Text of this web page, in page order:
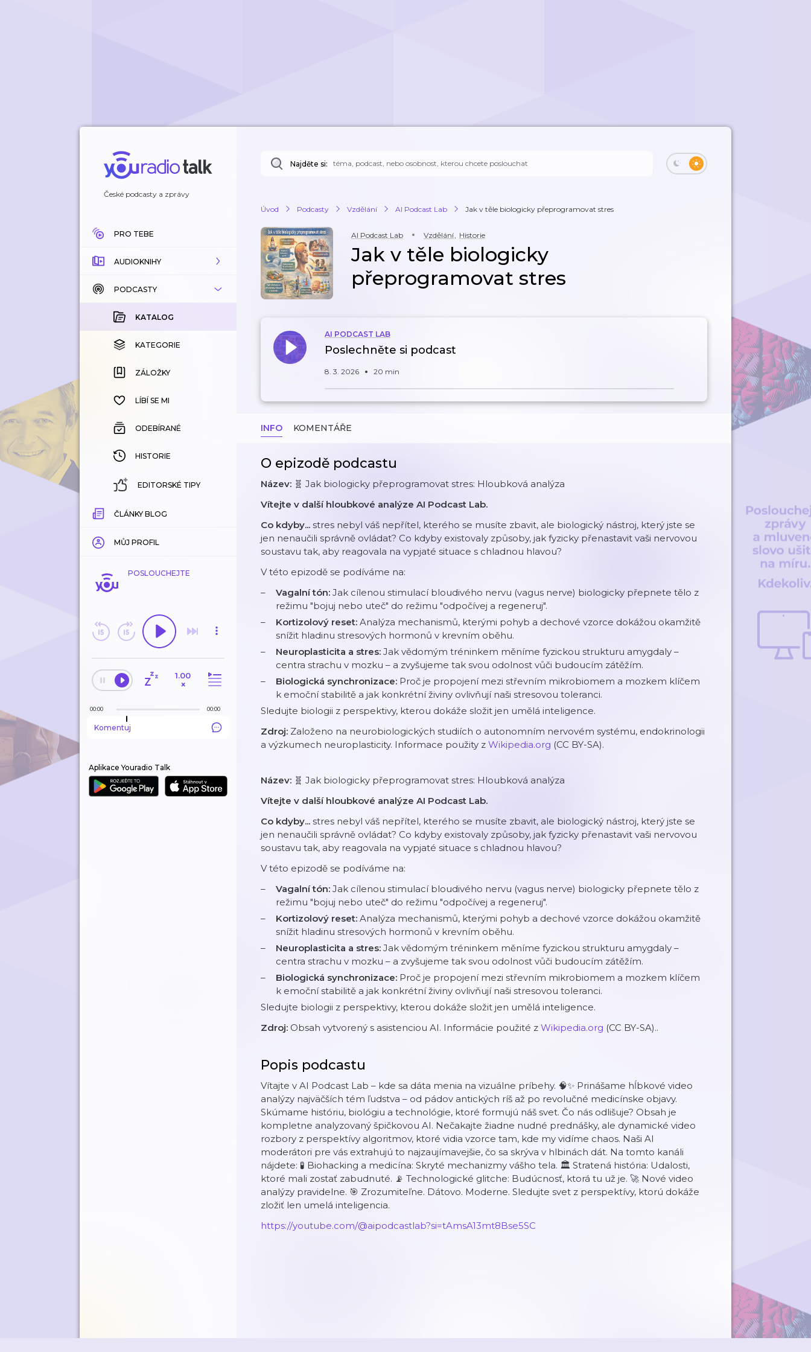
České podcasty a zprávy
PRO TEBE
AUDIOKNIHY
KATALOG
KOUPENÉ
KATEGORIE
ZÁLOŽKY
HISTORIE
PODCASTY
KATALOG
KATEGORIE
ZÁLOŽKY
LÍBÍ SE MI
ODEBÍRANÉ
HISTORIE
EDITORSKÉ TIPY
ČLÁNKY BLOG
MŮJ PROFIL
POSLOUCHEJTE
1.00
×
00:00 00:00
Komentuj
Aplikace Youradio Talk
Najděte si:
Úvod Podcasty Vzdělání AI Podcast Lab Jak v těle biologicky přeprogramovat stres
AI Podcast Lab Vzdělání, Historie
Jak v těle biologicky
přeprogramovat stres
AI PODCAST LAB
Poslechněte si podcast
8. 3. 2026 20 min
INFO KOMENTÁŘE
O epizodě podcastu
Název: 🧬 Jak biologicky přeprogramovat stres: Hloubková analýza
Vítejte v další hloubkové analýze AI Podcast Lab.
Co kdyby... stres nebyl váš nepřítel, kterého se musíte zbavit, ale biologický nástroj, který jste se
jen nenaučili správně ovládat? Co kdyby existovaly způsoby, jak fyzicky přenastavit vaši nervovou
soustavu tak, aby reagovala na vypjaté situace s chladnou hlavou?
V této epizodě se podíváme na:
Vagalní tón: Jak cílenou stimulací bloudivého nervu (vagus nerve) biologicky přepnete tělo z
režimu "bojuj nebo uteč" do režimu "odpočívej a regeneruj".
Kortizolový reset: Analýza mechanismů, kterými pohyb a dechové vzorce dokážou okamžitě
snížit hladinu stresových hormonů v krevním oběhu.
Neuroplasticita a stres: Jak vědomým tréninkem měníme fyzickou strukturu amygdaly –
centra strachu v mozku – a zvyšujeme tak svou odolnost vůči budoucím zátěžím.
Biologická synchronizace: Proč je propojení mezi střevním mikrobiomem a mozkem klíčem
k emoční stabilitě a jak konkrétní živiny ovlivňují naši stresovou toleranci.
Sledujte biologii z perspektivy, kterou dokáže složit jen umělá inteligence.
Zdroj: Založeno na neurobiologických studiích o autonomním nervovém systému, endokrinologii
a výzkumech neuroplasticity. Informace použity z Wikipedia.org (CC BY-SA).
Název: 🧬 Jak biologicky přeprogramovat stres: Hloubková analýza
Vítejte v další hloubkové analýze AI Podcast Lab.
Co kdyby... stres nebyl váš nepřítel, kterého se musíte zbavit, ale biologický nástroj, který jste se
jen nenaučili správně ovládat? Co kdyby existovaly způsoby, jak fyzicky přenastavit vaši nervovou
soustavu tak, aby reagovala na vypjaté situace s chladnou hlavou?
V této epizodě se podíváme na:
Vagalní tón: Jak cílenou stimulací bloudivého nervu (vagus nerve) biologicky přepnete tělo z
režimu "bojuj nebo uteč" do režimu "odpočívej a regeneruj".
Kortizolový reset: Analýza mechanismů, kterými pohyb a dechové vzorce dokážou okamžitě
snížit hladinu stresových hormonů v krevním oběhu.
Neuroplasticita a stres: Jak vědomým tréninkem měníme fyzickou strukturu amygdaly –
centra strachu v mozku – a zvyšujeme tak svou odolnost vůči budoucím zátěžím.
Biologická synchronizace: Proč je propojení mezi střevním mikrobiomem a mozkem klíčem
k emoční stabilitě a jak konkrétní živiny ovlivňují naši stresovou toleranci.
Sledujte biologii z perspektivy, kterou dokáže složit jen umělá inteligence.
Zdroj: Obsah vytvorený s asistenciou AI. Informácie použité z Wikipedia.org (CC BY-SA)..
Popis podcastu
Vítajte v AI Podcast Lab – kde sa dáta menia na vizuálne príbehy. 🧠✨ Prinášame hĺbkové video
analýzy najväčších tém ľudstva – od pádov antických ríš až po revolučné medicínske objavy.
Skúmame históriu, biológiu a technológie, ktoré formujú náš svet. Čo nás odlišuje? Obsah je
kompletne analyzovaný špičkovou AI. Nečakajte žiadne nudné prednášky, ale dynamické video
rozbory z perspektívy algoritmov, ktoré vidia vzorce tam, kde my vidíme chaos. Naši AI
moderátori pre vás extrahujú to najzaujímavejšie, čo sa skrýva v hlbinách dát. Na tomto kanáli
nájdete: 🧪 Biohacking a medicína: Skryté mechanizmy vášho tela. 🏛️ Stratená história: Udalosti,
ktoré mali zostať zabudnuté. 📡 Technologické glitche: Budúcnosť, ktorá tu už je. 🚀 Nové video
analýzy pravidelne. 🎯 Zrozumiteľne. Dátovo. Moderne. Sledujte svet z perspektívy, ktorú dokáže
zložiť len umelá inteligencia.
https://youtube.com/@aipodcastlab?si=tAmsA13mt8Bse5SC